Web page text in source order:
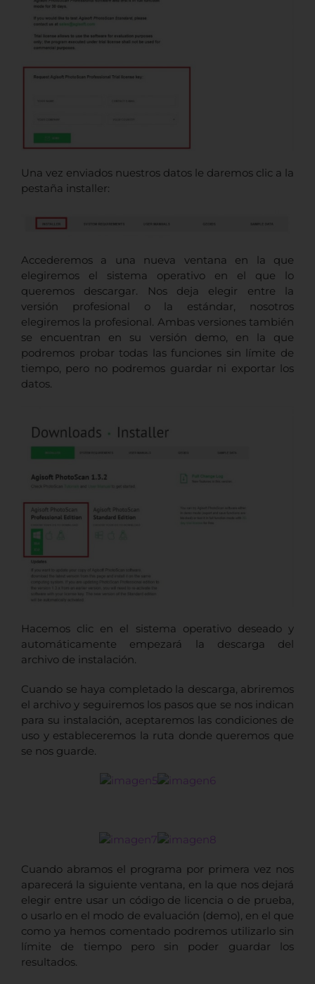
Una vez enviados nuestros datos le daremos clic a la
pestaña installer:
Accederemos a una nueva ventana en la que
elegiremos el sistema operativo en el que lo
queremos descargar. Nos deja elegir entre la
versión profesional o la estándar, nosotros
elegiremos la profesional. Ambas versiones también
se encuentran en su versión demo, en la que
podremos probar todas las funciones sin límite de
tiempo, pero no podremos guardar ni exportar los
datos.
Hacemos clic en el sistema operativo deseado y
automáticamente empezará la descarga del
archivo de instalación.
Cuando se haya completado la descarga, abriremos
el archivo y seguiremos los pasos que se nos indican
para su instalación, aceptaremos las condiciones de
uso y estableceremos la ruta donde queremos que
se nos guarde.
Cuando abramos el programa por primera vez nos
aparecerá la siguiente ventana, en la que nos dejará
elegir entre usar un código de licencia o de prueba,
o usarlo en el modo de evaluación (demo), en el que
como ya hemos comentado podremos utilizarlo sin
límite de tiempo pero sin poder guardar los
resultados.